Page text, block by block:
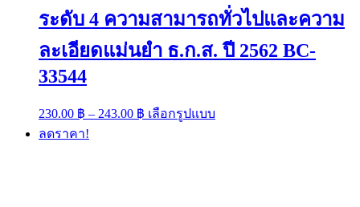
ระดับ 4 ความสามารถทั่วไปและความ
ละเอียดแม่นยำ ธ.ก.ส. ปี 2562 BC-
33544
230.00 ฿ – 243.00 ฿ Price
range:
เลือกรูปแบบ
product
ลดราคา!